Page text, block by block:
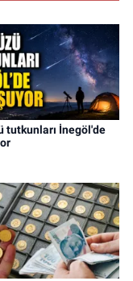
tutkunları İnegöl'de